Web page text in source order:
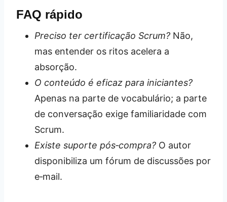
FAQ rápido
Preciso ter certificação Scrum? Não,
mas entender os ritos acelera a
absorção.
O conteúdo é eficaz para iniciantes?
Apenas na parte de vocabulário; a parte
de conversação exige familiaridade com
Scrum.
Existe suporte pós‑compra? O autor
disponibiliza um fórum de discussões por
e‑mail.